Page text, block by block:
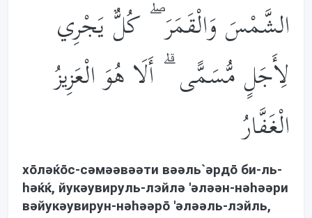
الشَّمْسَ وَالْقَمَرَ ۖ كُلٌّ يَجْرِي
لِأَجَلٍ مُّسَمًّى ۗ أَلَا هُوَ الْعَزِيزُ
الْغَفَّارُ
хōлəќōс-сəмəəвəəти вəəль`əрдō би-ль-
həќќ, йукəувируль-лэйлə 'əлəəн-нəhəəри
вəйукəувирун-нəhəəрō 'əлəəль-лэйль,